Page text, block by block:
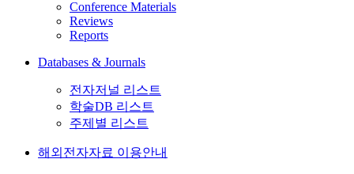
Conference Materials
Reviews
Reports
Databases & Journals
전자저널 리스트
학술DB 리스트
주제별 리스트
해외전자자료 이용안내